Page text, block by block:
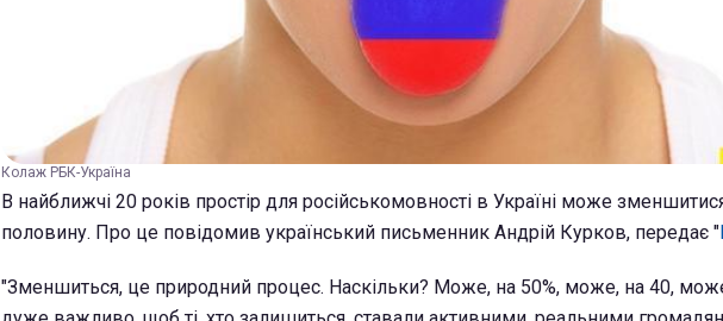
Колаж РБК-Україна
В найближчі 20 років простір для російськомовності в Україні може
половину. Про це повідомив український письменник Андрій Курков, передає "
"Зменшиться, це природний процес. Наскільки? Може, на 50%, може, на 40,